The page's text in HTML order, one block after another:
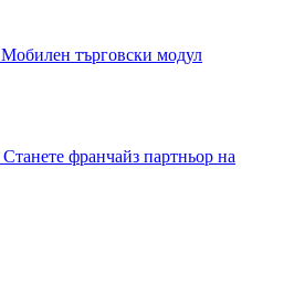
Мобилен търговски модул
Станете франчайз партньор на